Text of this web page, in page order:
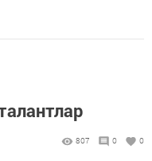
807 0 0